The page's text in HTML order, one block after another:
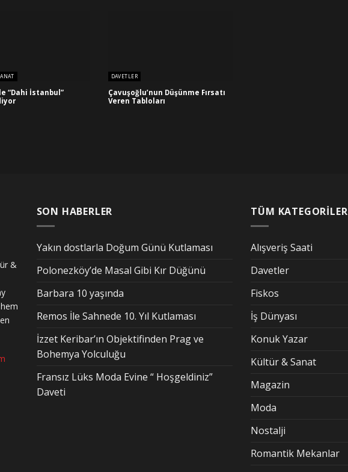
“Dahi İstanbul”
DAVETLER
Çavuşoğlu’nun Düşünme Fırsatı
Veren Tabloları
&
SON HABERLER
Yakın dostlarla Doğum Günü Kutlaması
Polonezköy’de Masal Gibi Kır Düğünü
Barbara 10 yaşında
Remos İle Sahnede 10. Yıl Kutlaması
İzzet Keribar’ın Objektifinden Prag ve
Bohemya Yolculuğu
Fransız Lüks Moda Evine “ Hoşgeldiniz”
Daveti
TÜM KATEGORİLER
Alışveriş Saati
Davetler
Fiskos
İş Dünyası
Konuk Yazar
Kültür & Sanat
Magazin
Moda
Nostalji
Romantik Mekanlar